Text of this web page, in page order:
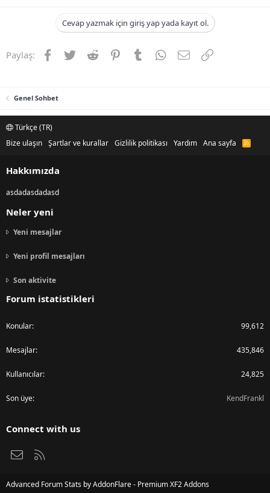
Cevap yazmak için giriş yap yada kayıt ol.
Paylaş: Facebook
TwitterReddit PinterestTumblrWhatsApp
E-postaLink
Genel Sohbet
Türkçe (TR)
Bize ulaşın Şartlar ve kurallar Gizlilik politikası Yardım Ana sayfa
R
Hakkımızda
asdadasdadasd
Neler yeni
Yeni mesajlar
Yeni profil mesajları
Son aktivite
Forum istatistikleri
Konular 99,612
Mesajlar 435,846
Kullanıcılar 24,825
Son üye KendFrankl
Connect with us
Bize ulaşın
Advanced Forum Stats byAddonFlare - Premium XF2 Addons